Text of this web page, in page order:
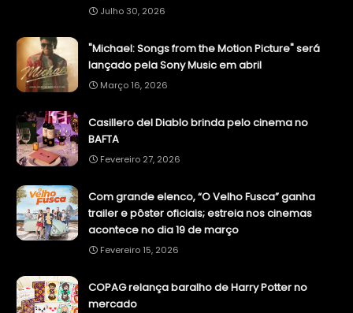
Julho 30, 2026
"Michael: Songs from the Motion Picture" será
lançado pela Sony Music em abril
Março 16, 2026
Casillero del Diablo brinda pelo cinema no
BAFTA
Fevereiro 27, 2026
Com grande elenco, “O Velho Fusca” ganha
trailer e pôster oficiais; estreia nos cinemas
acontece no dia 19 de março
Fevereiro 15, 2026
COPAG relança baralho de Harry Potter no
mercado